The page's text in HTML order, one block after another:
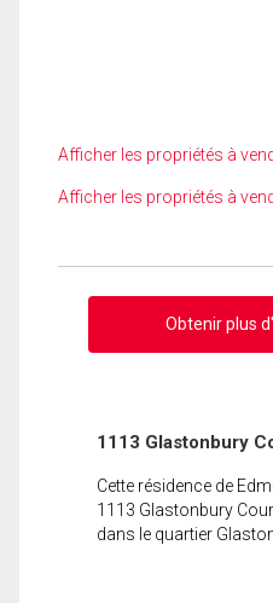
Afficher les propriétés à
Afficher les propriétés à
Obtenir plus
1113 Glastonbury
Cette résidence de
1113 Glastonbury
dans le quartier